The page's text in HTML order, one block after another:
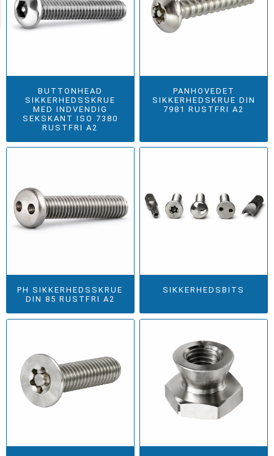
BUTTONHEAD
SIKKERHEDSSKRUE
MED INDVENDIG
SEKSKANT ISO 7380
RUSTFRI A2
PANHOVEDET
SIKKERHEDSKRUE DIN
7981 RUSTFRI A2
PH SIKKERHEDSSKRUE
DIN 85 RUSTFRI A2
SIKKERHEDSBITS
Category